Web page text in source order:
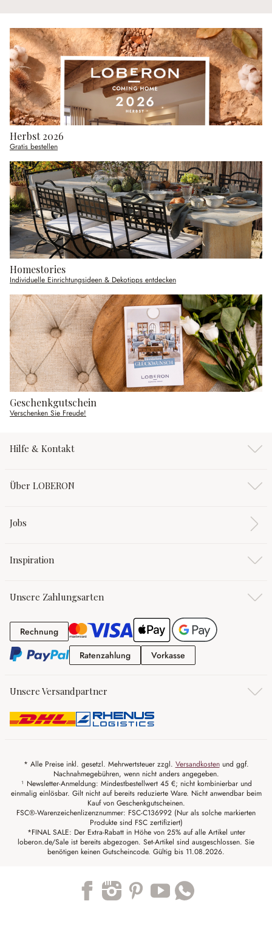
Herbst 2026
Gratis bestellen
Homestories
Individuelle Einrichtungsideen & Dekotipps entdecken
Geschenkgutschein
Verschenken Sie Freude!
Hilfe & Kontakt
Über LOBERON
Jobs
Inspiration
Unsere Zahlungsarten
RechnungRechnung
RatenzahlungRatenzahlung
Vorkasse
Unsere Versandpartner
* Alle Preise inkl. gesetzl. Mehrwertsteuer zzgl. Versandkostenund ggf.
Nachnahmegebühren, wenn nicht anders angegeben.
¹ Newsletter-Anmeldung: Mindestbestellwert 45 €; nicht kombinierbar und
einmalig einlösbar. Gilt nicht auf bereits reduzierte Ware. Nicht anwendbar beim
Kauf von Geschenkgutscheinen.
FSC®-Warenzeichenlizenznummer: FSC-C136992 (Nur als solche markierten
Produkte sind FSC zertifiziert)
*FINAL SALE: Der Extra-Rabatt in Höhe von 25% auf alle Artikel unter
loberon.de/Sale ist bereits abgezogen. Set-Artikel sind ausgeschlossen. Sie
benötigen keinen Gutscheincode. Gültig bis 11.08.2026.